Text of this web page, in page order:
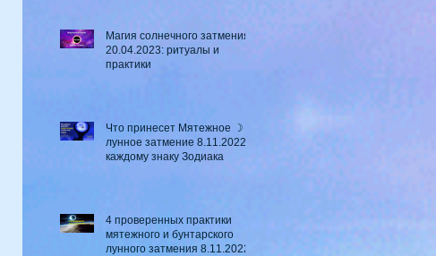
Магия солнечного затмения
20.04.2023: ритуалы и
практики
Что принесет Мятежное ☽
лунное затмение 8.11.2022
каждому знаку Зодиака
4 проверенных практики
мятежного и бунтарского
лунного затмения 8.11.2022